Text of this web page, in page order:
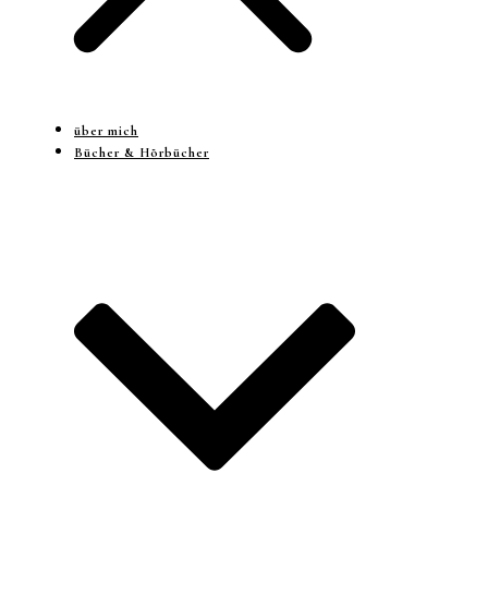
über mich
Bücher & Hörbücher